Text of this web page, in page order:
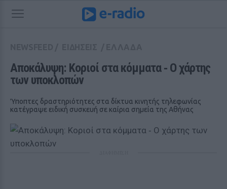
Αποκάλυψη: Κοριοί στα κόμματα ‑ Ο χάρτης
των υποκλοπών
Ύποπτες δραστηριότητες στα δίκτυα κινητής τηλεφωνίας
κατέγραψε ειδική συσκευή σε καίρια σημεία της Αθήνας